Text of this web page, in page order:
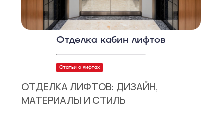
Отделка кабин лифтов
Статьи о лифтах
ОТДЕЛКА ЛИФТОВ: ДИЗАЙН,
МАТЕРИАЛЫ И СТИЛЬ